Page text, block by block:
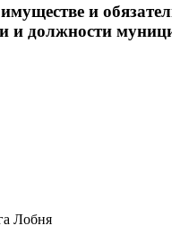
и
и должности
Лобня